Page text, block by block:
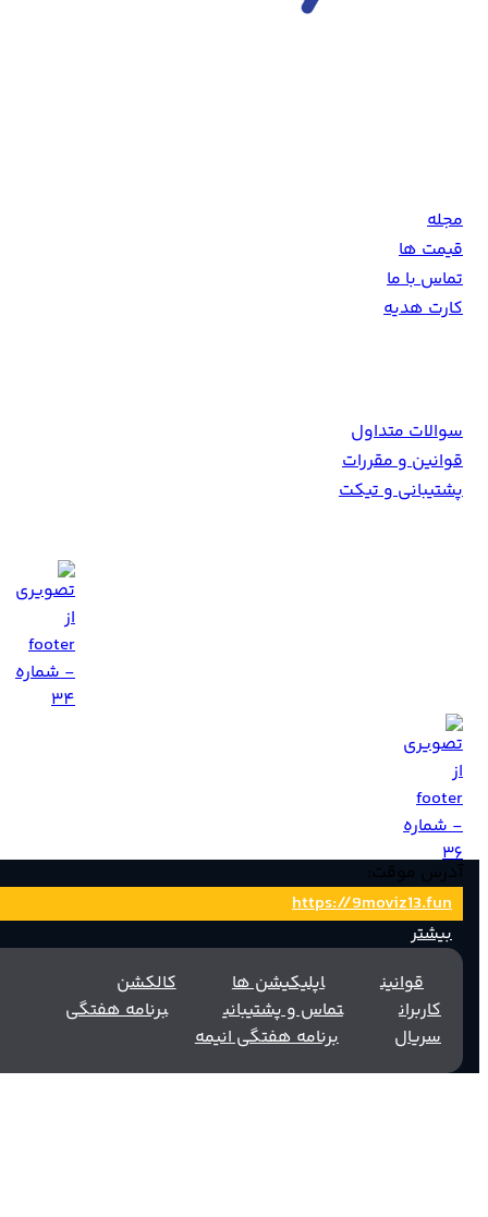
آدرس موقت:
https://9moviz13.fun
بیشتر
قوانین
اپلیکیشن ها
کالکشن
کاربران
تماس و پشتیبانی
برنامه هفتگی
سریال‌
برنامه هفتگی انیمه
مجله
قیمت ها
تماس با ما
کارت هدیه
سوالات متداول
قوانین و مقررات
پشتیبانی و تیکت
نسخه اندروید